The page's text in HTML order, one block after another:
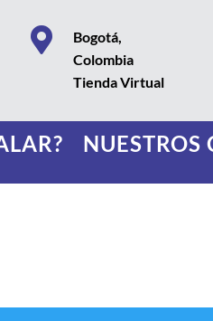

Bogotá,
Colombia
Tienda Virtual
NUESTROS